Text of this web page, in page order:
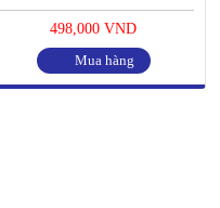
498,000 VND
Mua hàng